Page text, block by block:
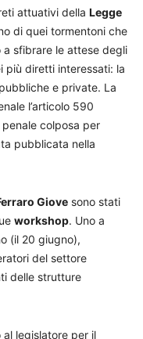
attuativi della Legge
di quei tormentoni che
sfibrare le attese degli
più diretti interessati: la
e private. La
l’articolo 590
colposa per
pubblicata nella
Giove sono stati
workshop. Uno a
(il 20 giugno),
del settore
delle strutture
legislatore per il